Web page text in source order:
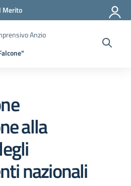
Merito
Anzio
alla
nazionali